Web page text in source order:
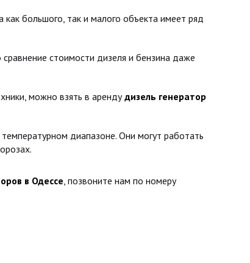
как большого, так и малого объекта имеет ряд
стоимости дизеля и бензина даже
можно взять в арендудизель генератор
диапазоне. Они могут работать
в Одессе, позвоните нам по номеру